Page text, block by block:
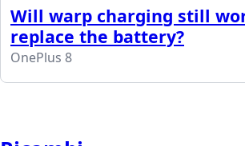
Will warp charging still
replace the battery?
OnePlus 8